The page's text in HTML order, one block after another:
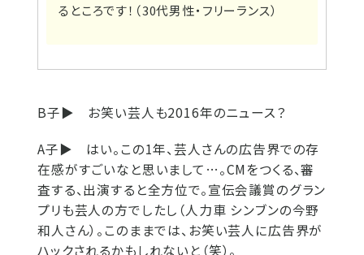
るところです！（30代男性・フリーランス）
B子▶ お笑い芸人も2016年のニュース？
A子▶ はい。この1年、芸人さんの広告界での存
在感がすごいなと思いまして…。CMをつくる、審
査する、出演すると全方位で。宣伝会議賞のグラン
プリも芸人の方でしたし（人力車 シンブンの今野
和人さん）。このままでは、お笑い芸人に広告界が
ハックされるかもしれないと（笑）。